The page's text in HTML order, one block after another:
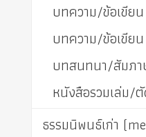
บทความ/ข้อเขียน
บทความ/ข้อเขีย
บทสนทนา/สัมภ
หนังสือรวมเล่ม/
ธรรมนิพนธ์เก่า